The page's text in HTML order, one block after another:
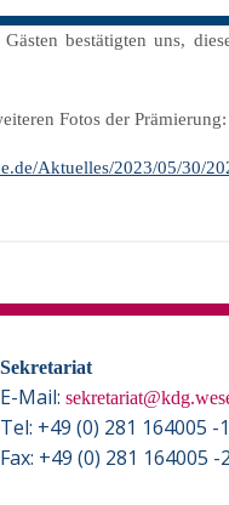
bestätigten uns,
Fotos der Prämierung:
Aktuelles/2023/05/30/
Sekretariat
E-Mail:
Tel: +49 (0) 281 164005 -
Fax: +49 (0) 281 164005 -